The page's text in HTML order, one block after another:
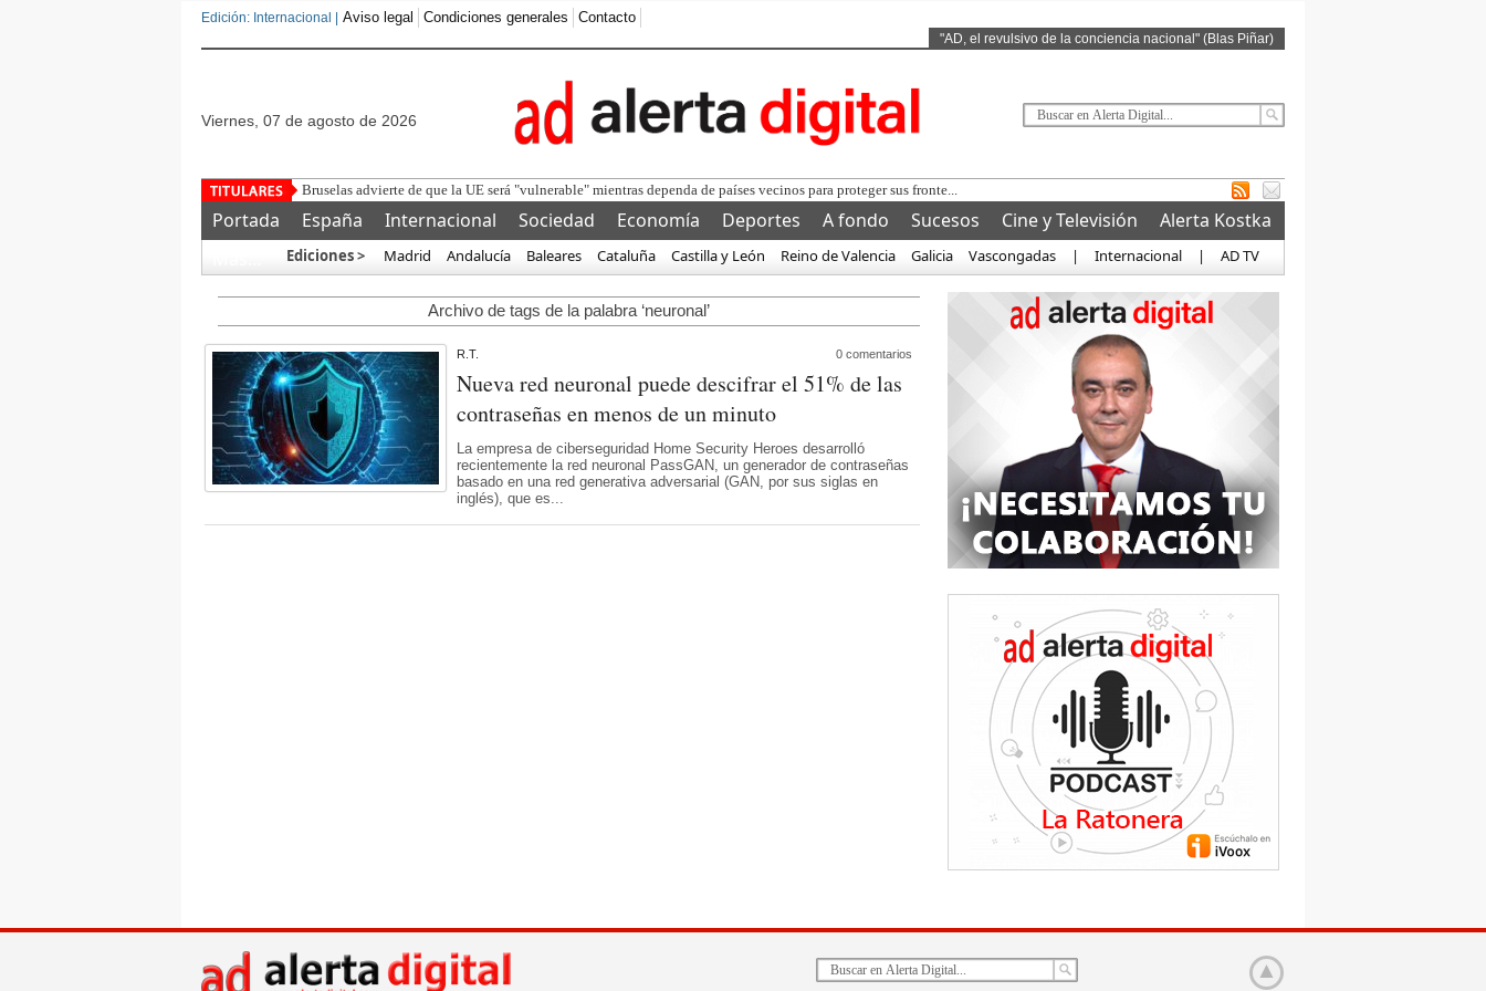
Edición: Internacional | Aviso legal Condiciones generales Contacto
"AD, el revulsivo de la conciencia nacional" (Blas Piñar)
viernes, 07 de agosto de 2026
Bruselas advierte de que la UE será "vulnerable" mientras dependa de países vecinos para proteger sus fronte...
Portada España Internacional Sociedad Economía Deportes A fondo Sucesos Cine y Televisión
Alerta Kostka
Ediciones > Madrid Andalucía Baleares Cataluña Castilla y León Reino de Valencia Galicia Vascongadas | Internacional | AD TV
Archivo de tags de la palabra ‘neuronal’
R.T. 0 comentarios
Nueva red neuronal puede descifrar el 51% de las
contraseñas en menos de un minuto
La empresa de ciberseguridad Home Security Heroes desarrolló
recientemente la red neuronal PassGAN, un generador de contraseñas
basado en una red generativa adversarial (GAN, por sus siglas en
inglés), que es...